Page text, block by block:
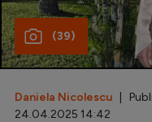
Diverse
Inedit
(39)
Daniela Nicolescu |
24.04.2025 14:42